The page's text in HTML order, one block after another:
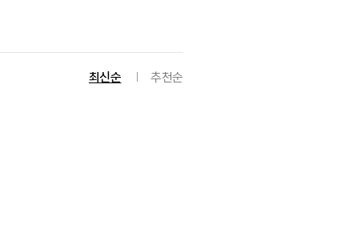
최신순 추천순